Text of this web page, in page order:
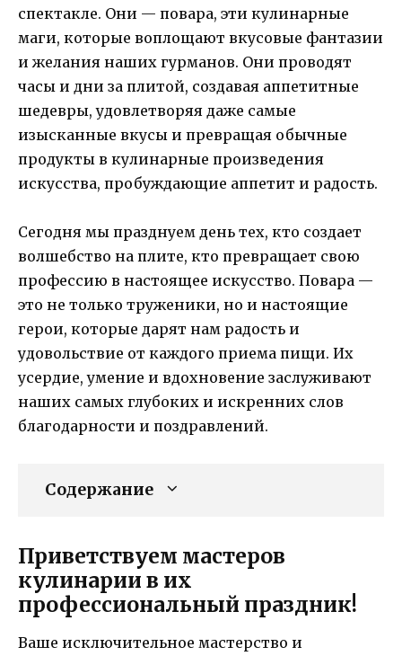
спектакле. Они — повара, эти кулинарные
маги, которые воплощают вкусовые фантазии
и желания наших гурманов. Они проводят
часы и дни за плитой, создавая аппетитные
шедевры, удовлетворяя даже самые
изысканные вкусы и превращая обычные
продукты в кулинарные произведения
искусства, пробуждающие аппетит и радость.
Сегодня мы празднуем день тех, кто создает
волшебство на плите, кто превращает свою
профессию в настоящее искусство. Повара —
это не только труженики, но и настоящие
герои, которые дарят нам радость и
удовольствие от каждого приема пищи. Их
усердие, умение и вдохновение заслуживают
наших самых глубоких и искренних слов
благодарности и поздравлений.
Содержание
Приветствуем мастеров
кулинарии в их
профессиональный праздник!
Ваше исключительное мастерство и